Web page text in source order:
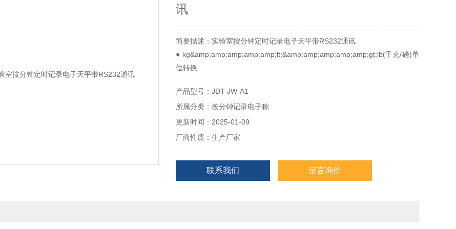
讯
简要描述：实验室按分钟定时记录电子天平带RS232通讯
● kg&amp;amp;amp;amp;amp;lt;&amp;amp;amp;amp;amp;gt;lb(千克/磅)单
位转换
● 上下限重量报警功能
● 重量累加功能
● 6V/4Ah铅酸充电电池或交流220VAC供电
● 软件自动校正
产品型号：JDT-JW-A1
所属分类：按分钟记录电子称
更新时间：2025-01-09
厂商性质：生产厂家
联系我们 留言询价